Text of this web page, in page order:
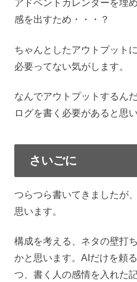
アドベントカレンダーを埋
感を出すため・・・？
ちゃんとしたアウトプット
必要ってない気がします。
なんでアウトプットするん
ログを書く必要があると思
さいごに
つらつら書いてきましたが
思います。
構成を考える、ネタの壁打
かと思います。AIだけを頼
つ、書く人の感情を入れた